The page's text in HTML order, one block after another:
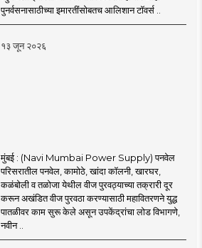
पुनर्वसनासाठीच्या इमारतींसोबतच आलिशान टॉवर्स ..
१३ जून २०२६
मुंबई : (Navi Mumbai Power Supply) पनवेल
परिसरातील पनवेल, कामोठे, खांदा कॉलनी, खारघर,
कळंबोली व तळोजा येथील वीज पुरवठ्याच्या तक्रारी दूर
करून अखंडित वीज पुरवठा करण्यासाठी महावितरणने युद्ध
पातळीवर काम सुरू केले असून उपकेंद्रांचा लोड विभागणे,
नवीन ..